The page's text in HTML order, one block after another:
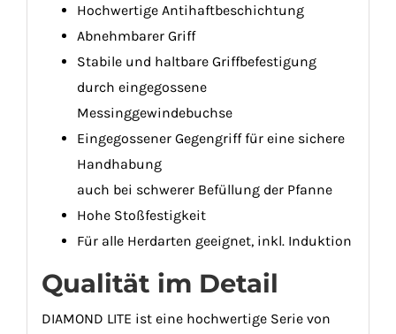
Hochwertige Antihaftbeschichtung
Abnehmbarer Griff
Stabile und haltbare Griffbefestigung
durch eingegossene
Messinggewindebuchse
Eingegossener Gegengriff für eine sichere
Handhabung
auch bei schwerer Befüllung der Pfanne
Hohe Stoßfestigkeit
Für alle Herdarten geeignet, inkl. Induktion
Qualität im Detail
DIAMOND LITE ist eine hochwertige Serie von